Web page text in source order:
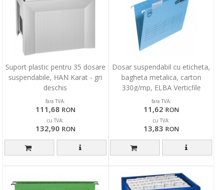
Suport plastic pentru 35 dosare
suspendabile, HAN Karat - gri
deschis
fara TVA:
111,68 RON
cu TVA:
132,90 RON
Dosar suspendabil cu eticheta,
bagheta metalica, carton
330g/mp, ELBA Verticfile
Ultimate - albastru
fara TVA:
11,62 RON
cu TVA:
13,83 RON